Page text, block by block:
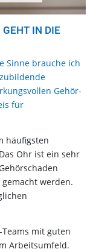
IN DIE
Sinne brauche ich
Gehör-
für
häufigsten
Ohr ist ein sehr
werden.
mit guten
Arbeitsumfeld.